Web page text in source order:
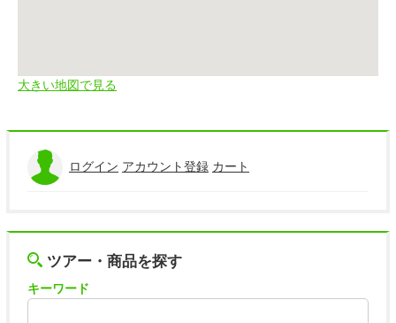
大きい地図で見る
ログイン アカウント登録 カート
ツアー・商品を探す
キーワード